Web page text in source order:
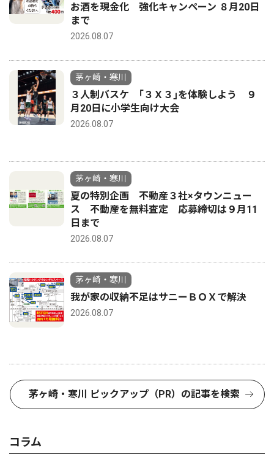
お酒を現金化 強化キャンペーン ８月20日
まで
2026.08.07
茅ヶ崎・寒川
３人制バスケ ｢３Ｘ３｣を体験しよう ９
月20日に小学生向け大会
2026.08.07
茅ヶ崎・寒川
夏の特別企画 不動産３社×タウンニュー
ス 不動産を無料査定 応募締切は９月11
日まで
2026.08.07
茅ヶ崎・寒川
我が家の収納不足はサニーＢＯＸで解決
2026.08.07
茅ヶ崎・寒川 ピックアップ（PR）の記事を検索
コラム